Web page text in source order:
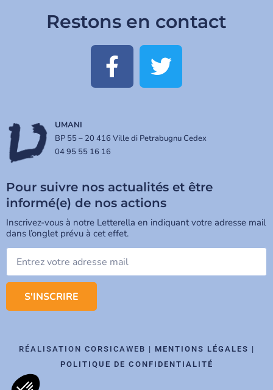
Restons en contact
UMANI
BP 55 – 20 416 Ville di Petrabugnu Cedex
04 95 55 16 16
Pour suivre nos actualités et être
informé(e) de nos actions
Inscrivez-vous à notre Letterella en indiquant votre adresse mail
dans l’onglet prévu à cet effet.
S'INSCRIRE
RÉALISATION CORSICAWEB | MENTIONS LÉGALES |
POLITIQUE DE CONFIDENTIALITÉ